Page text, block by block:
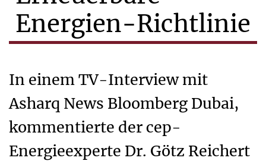
Energien-Richtlinie
In einem TV-Interview mit
Asharq News Bloomberg Dubai,
kommentierte der cep-
Energieexperte Dr. Götz Reichert